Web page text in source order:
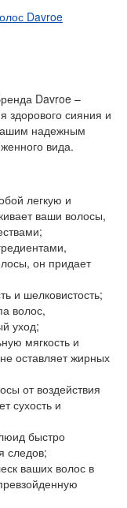
Davroe
Davroe –
здорового сияния и
надежным
вида.
легкую и
ваши волосы,
он придает
и шелковистость;
волос,
уход;
мягкость и
оставляет жирных
от воздействия
сухость и
быстро
следов;
ваших волос в